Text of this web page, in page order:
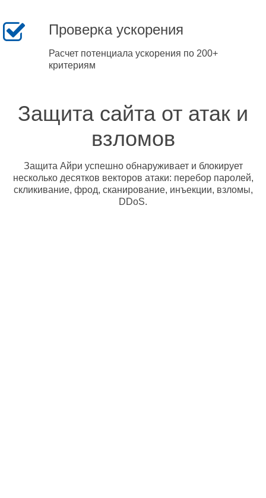
Проверка ускорения
Расчет потенциала ускорения по 200+
критериям
Защита сайта от атак и
взломов
Защита Айри успешно обнаруживает и блокирует
несколько десятков векторов атаки: перебор паролей,
скликивание, фрод, сканирование, инъекции, взломы,
DDoS.